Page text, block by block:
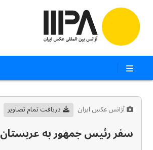
آژانس عکس ایران دریافت تمام تصاویر
سفر رئیس جمهور به عربستان